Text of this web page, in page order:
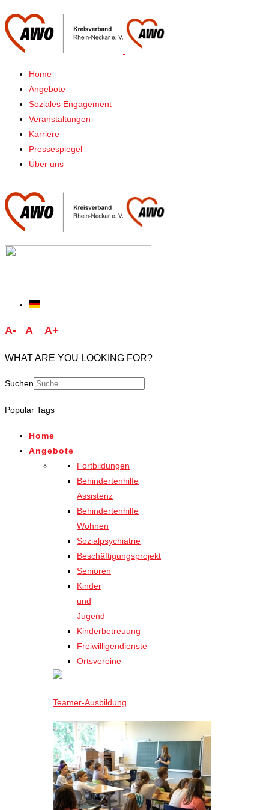
Home
Angebote
Soziales Engagement
Veranstaltungen
Karriere
Pressespiegel
Über uns
A- A A+
WHAT ARE YOU LOOKING FOR?
Suchen
for results.
Popular Tags
Home
Angebote
Fortbildungen
Behindertenhilfe
Assistenz
Behindertenhilfe
Wohnen
Sozialpsychiatrie
Beschäftigungsprojekt
Senioren
Kinder
und
Jugend
Kinderbetreuung
Freiwilligendienste
Ortsvereine
Teamer-Ausbildung